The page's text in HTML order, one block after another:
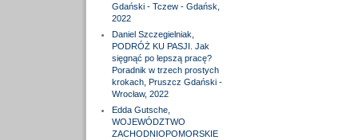
Gdański - Tczew - Gdańsk,
2022
Daniel Szczegielniak,
PODRÓŻ KU PASJI. Jak
sięgnąć po lepszą pracę?
Poradnik w trzech prostych
krokach, Pruszcz Gdański -
Wrocław, 2022
Edda Gutsche,
WOJEWÓDZTWO
ZACHODNIOPOMORSKIE